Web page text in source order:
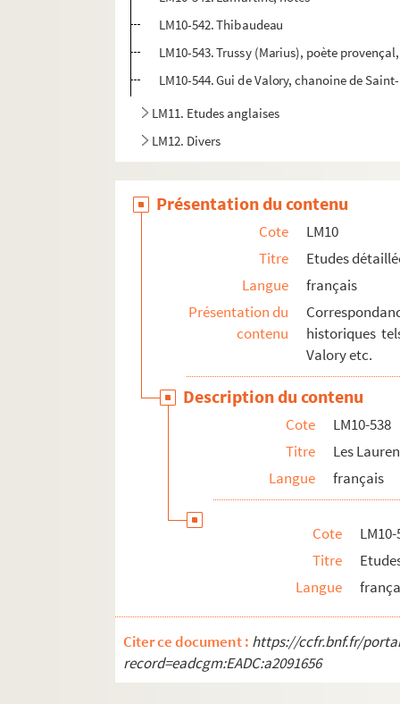
LM10-542. Thibaudeau
LM10-543. Trussy (Marius), poète
LM10-544. Gui de Valory, chanoine de
LM11. Etudes anglaises
LM12. Divers
Présentation du contenu
Cote
LM10
Titre
Etudes
Langue
français
Présentation du
contenu
historiques
Valory etc.
Description du contenu
Cote
LM10-538
Titre
Les
Langue
français
Cote
Titre
Langue
Citer ce document : https://ccfr.bnf.fr/
record=eadcgm:EADC:a2091656